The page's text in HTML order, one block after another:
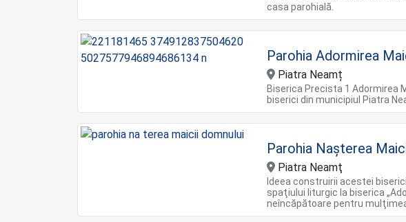
casa parohială.
Parohia Adormirea
Piatra Neamț
Biserica Precista 1 Adormirea
biserici din municipiul Piatra
Parohia Nașterea
Piatra Neamţ
Ideea construirii acestei
spaţiului liturgic la biserica
neîncăpătoare pentru